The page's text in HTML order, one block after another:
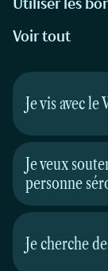
Voir tout
Je vis avec le
Je veux
personne
Je cherche